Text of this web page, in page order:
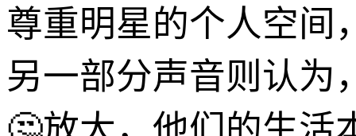
尊重明星的个人空间
另一部分声音则认为